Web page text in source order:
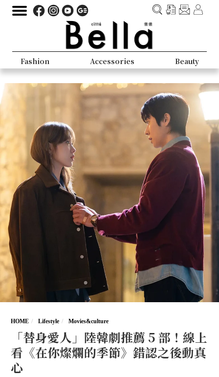
Fashion Accessories Beauty
HOME Lifestyle Movies&culture
「替身愛人」陸韓劇推薦 5 部！線上
看《在你燦爛的季節》錯認之後動真
心